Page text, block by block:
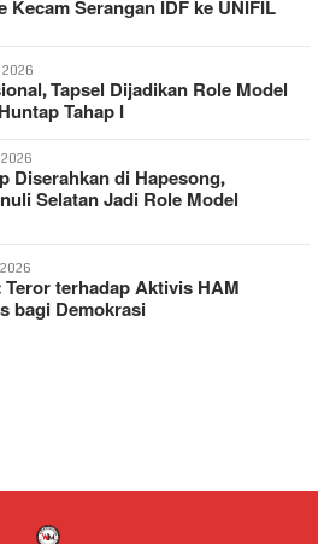
Kecam Serangan IDF ke UNIFIL
Tapsel Dijadikan Role Model
Tahap I
Diserahkan di Hapesong,
Selatan Jadi Role Model
terhadap Aktivis HAM
bagi Demokrasi